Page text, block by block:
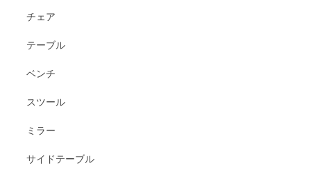
チェア
テーブル
ベンチ
スツール
ミラー
サイドテーブル